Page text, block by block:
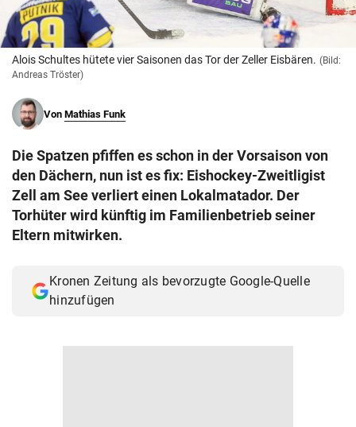
Muthgasse 2, 1190 Wien
Alois Schultes hütete vier Saisonen das Tor der Zeller Eisbären. (Bild:
Andreas Tröster)
Von Mathias Funk
Die Spatzen pfiffen es schon in der Vorsaison von
den Dächern, nun ist es fix: Eishockey-Zweitligist
Zell am See verliert einen Lokalmatador. Der
Torhüter wird künftig im Familienbetrieb seiner
Eltern mitwirken.
Kronen Zeitung als bevorzugte Google-Quelle
hinzufügen